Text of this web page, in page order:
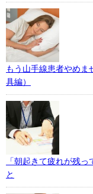
もう山手線患者やめま
具編）
「朝起きて疲れが残
と